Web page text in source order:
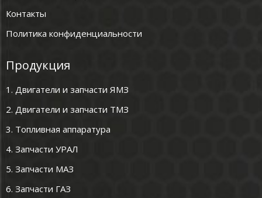
Контакты
Политика конфиденциальности
Продукция
1. Двигатели и запчасти ЯМЗ
2. Двигатели и запчасти ТМЗ
3. Топливная аппаратура
4. Запчасти УРАЛ
5. Запчасти МАЗ
6. Запчасти ГАЗ